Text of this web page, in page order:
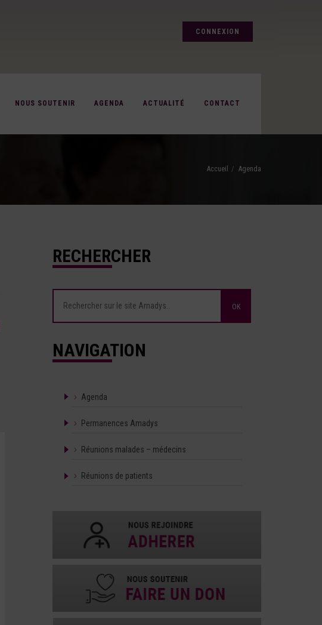
CONNEXION
NOUS SOUTENIR AGENDA ACTUALITÉ CONTACT
Accueil Agenda
RECHERCHER
NAVIGATION
Agenda
Permanences Amadys
Réunions malades – médecins
Réunions de patients